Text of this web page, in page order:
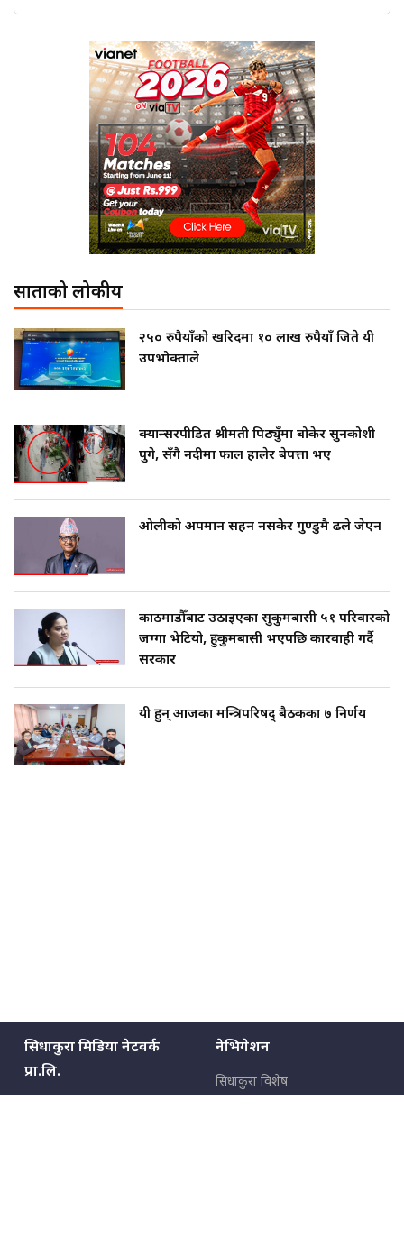
साताको लोकप्रीय
२५० रुपैयाँको खरिदमा १० लाख रुपैयाँ जिते यी
उपभोक्ताले
क्यान्सरपीडित श्रीमती पिठ्युँमा बोकेर सुनकोशी
पुगे, सँगै नदीमा फाल हालेर बेपत्ता भए
ओलीको अपमान सहन नसकेर गुण्डुमै ढले जेएन
काठमाडौँबाट उठाइएका सुकुमबासी ५१ परिवारको
जग्गा भेटियो, हुकुमबासी भएपछि कारवाही गर्दै
सरकार
यी हुन् आजका मन्त्रिपरिषद् बैठकका ७ निर्णय
सिधाकुरा मिडिया नेटवर्क
प्रा.लि.
नेभिगेशन
सिधाकुरा विशेष